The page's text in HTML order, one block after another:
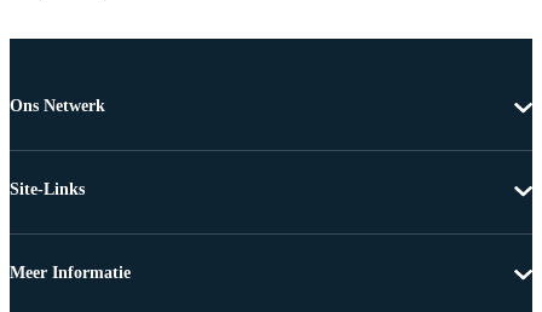
Ons Netwerk
Site-Links
Meer Informatie